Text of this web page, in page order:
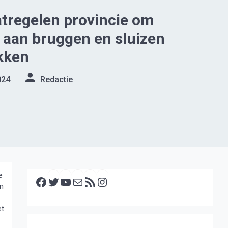
provincie om
bruggen en sluizen
Redactie
Facebook Twitter YouTube E-mail RSS feed